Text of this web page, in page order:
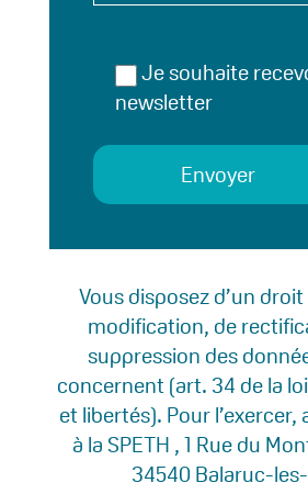
Je souhaite
newsletter
Envoyer
Vous disposez d’un droit
modification, de
suppression des
concernent (art. 34 de la
et libertés). Pour l’exercer,
à la SPETH , 1 Rue du
34540 Balaruc-